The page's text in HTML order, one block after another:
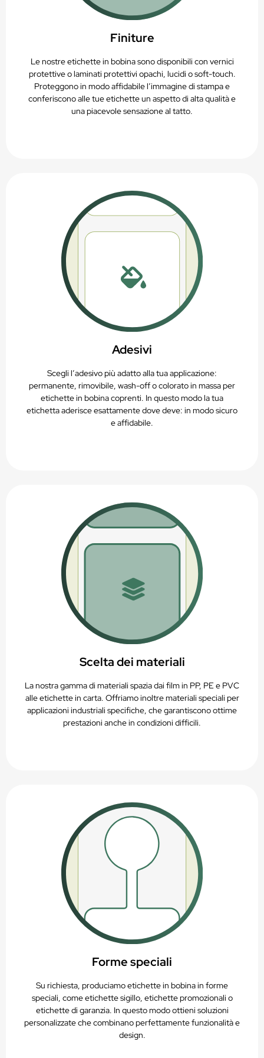
Finiture
Le nostre etichette in bobina sono disponibili con vernici
protettive o laminati protettivi opachi, lucidi o soft-touch.
Proteggono in modo affidabile l’immagine di stampa e
conferiscono alle tue etichette un aspetto di alta qualità e
una piacevole sensazione al tatto.
Adesivi
Scegli l’adesivo più adatto alla tua applicazione:
permanente, rimovibile, wash-off o colorato in massa per
etichette in bobina coprenti. In questo modo la tua
etichetta aderisce esattamente dove deve: in modo sicuro
e affidabile.
Scelta dei materiali
La nostra gamma di materiali spazia dai film in PP, PE e PVC
alle etichette in carta. Offriamo inoltre materiali speciali per
applicazioni industriali specifiche, che garantiscono ottime
prestazioni anche in condizioni difficili.
Forme speciali
Su richiesta, produciamo etichette in bobina in forme
speciali, come etichette sigillo, etichette promozionali o
etichette di garanzia. In questo modo ottieni soluzioni
personalizzate che combinano perfettamente funzionalità e
design.